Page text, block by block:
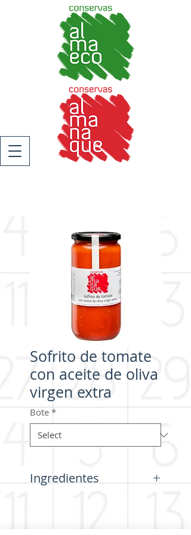
Sofrito de tomate
con aceite de oliva
virgen extra
Bote *
Ingredientes